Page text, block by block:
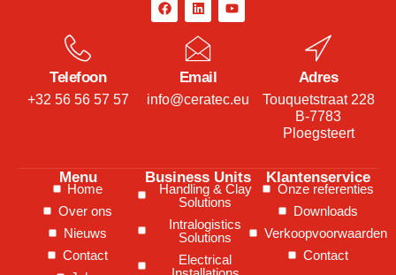
Telefoon
+32 56 56 57 57
Email
info@ceratec.eu
Adres
Touquetstraat 228
B-7783
Ploegsteert
Menu
Home
Over ons
Nieuws
Contact
Business Units
Handling & Clay
Solutions
Intralogistics
Solutions
Electrical
Klantenservice
Onze referenties
Downloads
Verkoopvoorwaarden
Contact